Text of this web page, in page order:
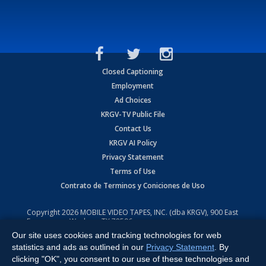
Closed Captioning
Employment
Ad Choices
KRGV-TV Public File
Contact Us
KRGV AI Policy
Privacy Statement
Terms of Use
Contrato de Terminos y Coniciones de Uso
Copyright2026 MOBILE VIDEO TAPES, INC. (dba KRGV), 900 East
Expressway, Weslaco, TX 78596.
All Rights Reserved. Powered by:Ruby Shore Software
Our site uses cookies and tracking technologies for web
statistics and ads as outlined in our Privacy Statement . By
clicking "OK", you consent to our use of these technologies and